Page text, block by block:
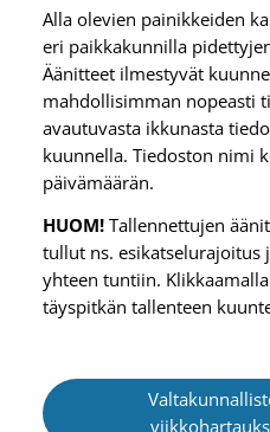
Alla olevien painikkeiden
eri paikkakunnilla
Äänitteet ilmestyvät
mahdollisimman nopeasti
avautuvasta ikkunasta
kuunnella. Tiedoston nimi
päivämäärän.
HUOM! Tallennettujen
tullut ns. esikatselurajoitus
yhteen tuntiin. Klikkaamalla
täyspitkän tallenteen